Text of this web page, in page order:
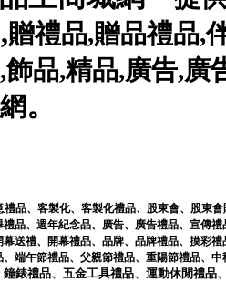
,贈禮品,贈品禮品,
,飾品,精品,廣告,廣
。
禮品、 客製化、 客製化禮品、 股東會、 股東會
禮品、 週年紀念品、 廣告、 廣告禮品、 宣傳禮
幕送禮、 開幕禮品、 品牌、 品牌禮品、 摸彩禮
、 端午節禮品、 父親節禮品、 重陽節禮品、 中
鐘錶禮品、 五金工具禮品、 運動休閒禮品